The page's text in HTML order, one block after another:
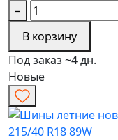
−
В корзину
Под заказ ~4 дн.
Новые